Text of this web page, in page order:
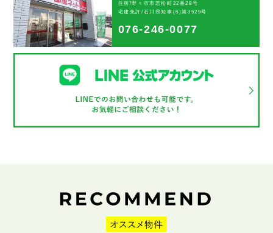
住所/野々市市若松町22番28号
宅建免許/石川県知事(6)第3529号
076-246-0077